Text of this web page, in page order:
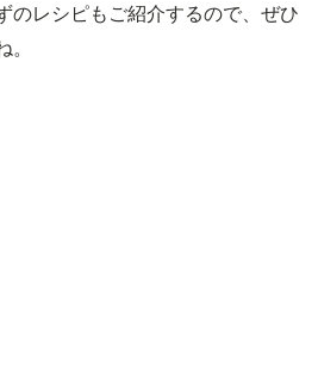
のレシピもご紹介するので、ぜひ